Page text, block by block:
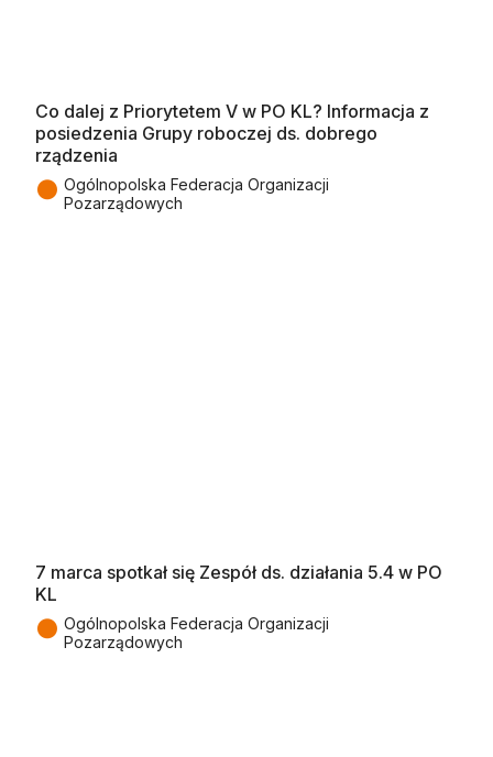
Co dalej z Priorytetem V w PO KL? Informacja z
posiedzenia Grupy roboczej ds. dobrego
rządzenia
● Ogólnopolska Federacja Organizacji
Pozarządowych
7 marca spotkał się Zespół ds. działania 5.4 w PO
KL
● Ogólnopolska Federacja Organizacji
Pozarządowych